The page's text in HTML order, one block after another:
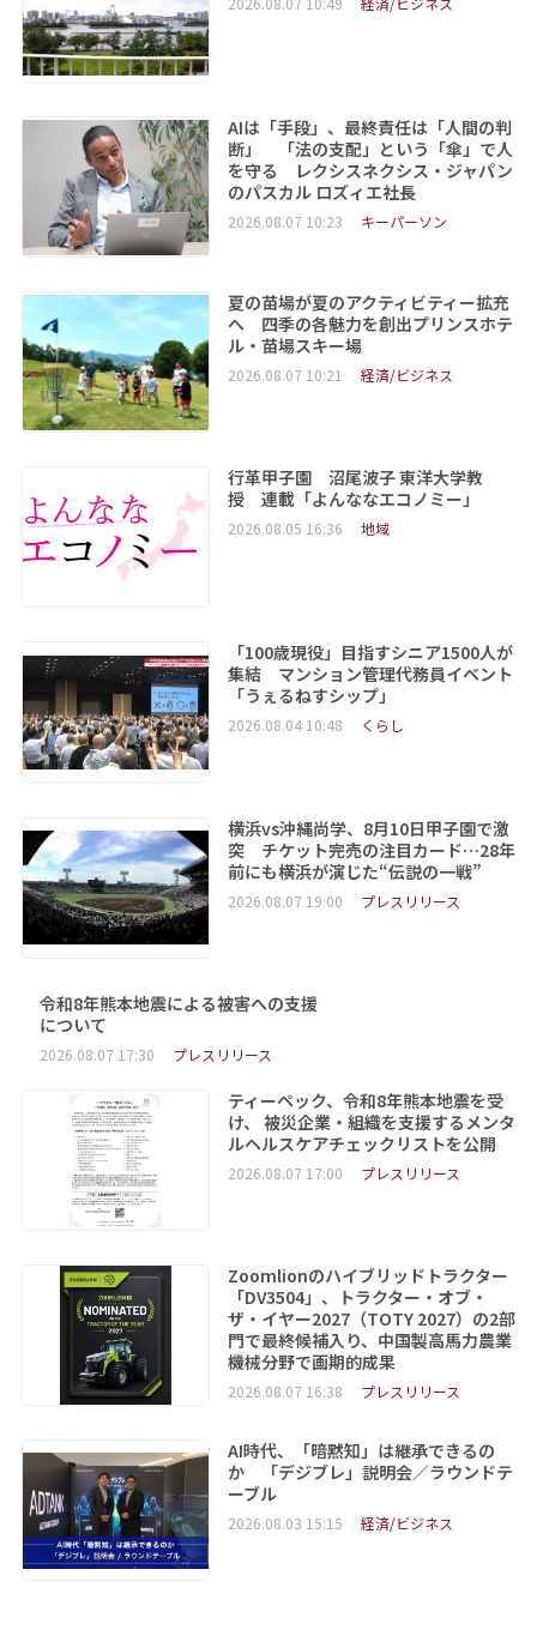
AIは「手段」、最終責任は「人間の判
断」 「法の支配」という「傘」で人
を守る レクシスネクシス・ジャパン
のパスカル ロズィエ社長
2026.08.07 10:23 キーパーソン
夏の苗場が夏のアクティビティー拡充
へ 四季の各魅力を創出プリンスホテ
ル・苗場スキー場
2026.08.07 10:21 経済/ビジネス
行革甲子園 沼尾波子 東洋大学教
授 連載「よんななエコノミー」
2026.08.05 16:36 地域
「100歳現役」目指すシニア1500人が
集結 マンション管理代務員イベント
「うぇるねすシップ」
2026.08.04 10:48 くらし
横浜vs沖縄尚学、8月10日甲子園で激
突 チケット完売の注目カード…28年
前にも横浜が演じた“伝説の一戦”
2026.08.07 19:00 プレスリリース
令和8年熊本地震による被害への支援
について
2026.08.07 17:30 プレスリリース
ティーペック、令和8年熊本地震を受
け、 被災企業・組織を支援するメンタ
ルヘルスケアチェックリストを公開
2026.08.07 17:00 プレスリリース
Zoomlionのハイブリッドトラクター
「DV3504」、トラクター・オブ・
ザ・イヤー2027（TOTY 2027）の2部
門で最終候補入り、中国製高馬力農業
機械分野で画期的成果
2026.08.07 16:38 プレスリリース
AI時代、「暗黙知」は継承できるの
か 「デジブレ」説明会／ラウンドテ
ーブル
2026.08.03 15:15 経済/ビジネス